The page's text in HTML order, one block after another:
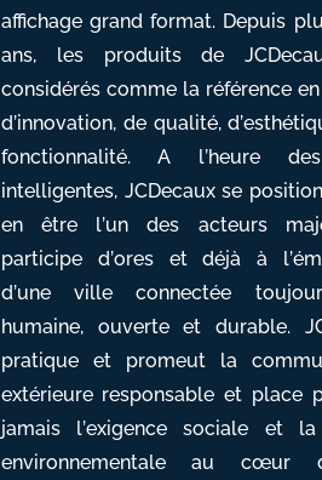
affichage grand format. Depuis
ans, les produits de
considérés comme la référence
d’innovation, de qualité,
fonctionnalité. A l’heure
intelligentes, JCDecaux se
en être l’un des acteurs
participe d’ores et déjà à
d’une ville connectée
humaine, ouverte et durable.
pratique et promeut la
extérieure responsable et place
jamais l’exigence sociale et
environnementale au cœur